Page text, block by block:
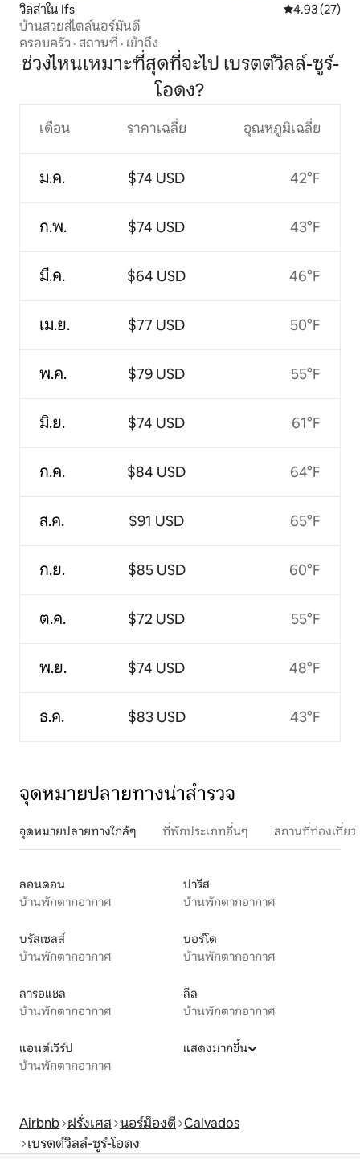
วิลล่าใน Ifs คะแนนเฉลี่ย
4.93 (27)
บ้านสวยสไตล์นอร์มันดี
ครอบครัว · สถานที่ · เข้าถึง
ช่วงไหนเหมาะที่สุดที่จะไป เบรตต์วิลล์-ซูร์-
โอดง?
เดือน
ม.ค.
ก.พ.
มี.ค.
เม.ย.
พ.ค.
มิ.ย.
ก.ค.
ส.ค.
ก.ย.
ต.ค.
พ.ย.
ธ.ค.
ราคาเฉลี่ย
$74 USD
$74 USD
$64 USD
$77 USD
$79 USD
$74 USD
$84 USD
$91 USD
$85 USD
$72 USD
$74 USD
$83 USD
อุณหภูมิเฉลี่ย
42°F
43°F
46°F
50°F
55°F
61°F
64°F
65°F
60°F
55°F
48°F
43°F
จุดหมายปลายทางน่าสำรวจ
จุดหมายปลายทางใกล้ๆ ที่พักประเภทอื่นๆ สถานที่ท่องเที่ย
ลอนดอน
บ้านพักตากอากาศ
ปารีส
บ้านพักตากอากาศ
บรัสเซลส์
บ้านพักตากอากาศ
บอร์โด
บ้านพักตากอากาศ
ลารอแชล
บ้านพักตากอากาศ
ลีล
บ้านพักตากอากาศ
แอนต์เวิร์ป
บ้านพักตากอากาศ
แสดงมากขึ้น
Airbnb ฝรั่งเศส นอร์ม็องดี Calvados
เบรตต์วิลล์-ซูร์-โอดง